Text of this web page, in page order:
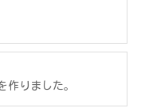
作りました。